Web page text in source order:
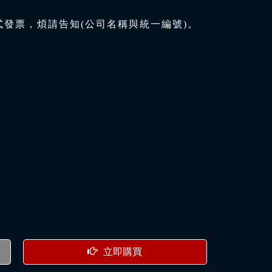
票，煩請告知(公司名稱與統一編號)。
立即購買